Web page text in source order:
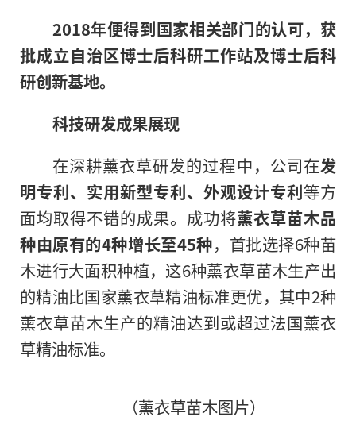
2018年便得到国家相关部门的认可，获
批成立自治区博士后科研工作站及博士后科
研创新基地。
科技研发成果展现
在深耕薰衣草研发的过程中，公司在发
明专利、实用新型专利、外观设计专利等方
面均取得不错的成果。成功将薰衣草苗木品
种由原有的4种增长至45种，首批选择6种苗
木进行大面积种植，这6种薰衣草苗木生产出
的精油比国家薰衣草精油标准更优，其中2种
薰衣草苗木生产的精油达到或超过法国薰衣
草精油标准。
（薰衣草苗木图片）